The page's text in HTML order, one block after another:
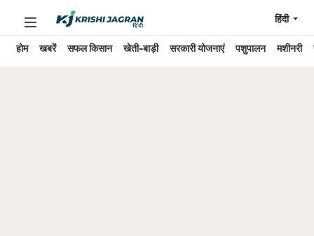
होम खबरें सफल किसान खेती-बाड़ी सरकारी योजनाएं पशुपालन मशीनरी
हिंदी